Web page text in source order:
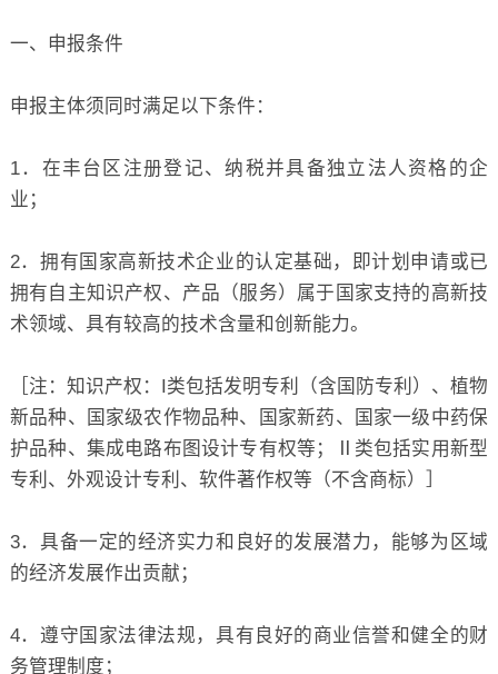
一、申报条件
申报主体须同时满足以下条件：
1．在丰台区注册登记、纳税并具备独立法人资格的企
业；
2．拥有国家高新技术企业的认定基础，即计划申请或已
拥有自主知识产权、产品（服务）属于国家支持的高新技
术领域、具有较高的技术含量和创新能力。
［注：知识产权：I类包括发明专利（含国防专利）、植物
新品种、国家级农作物品种、国家新药、国家一级中药保
护品种、集成电路布图设计专有权等；Ⅱ类包括实用新型
专利、外观设计专利、软件著作权等（不含商标）］
3．具备一定的经济实力和良好的发展潜力，能够为区域
的经济发展作出贡献；
4．遵守国家法律法规，具有良好的商业信誉和健全的财
务管理制度；